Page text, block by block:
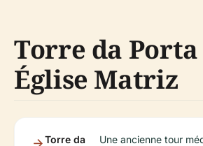
Torre da
Église Matriz
Torre da
Une ancienne tour